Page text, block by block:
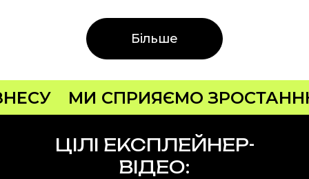
Більше
ЗРОСТАННЮ ТА РОЗВИТКУ
ЦІЛІ ЕКСПЛЕЙНЕР-
ВІДЕО:
продукту в
експлейнер-відео.
Designer.
Мислить за
рамками
шаблонів.